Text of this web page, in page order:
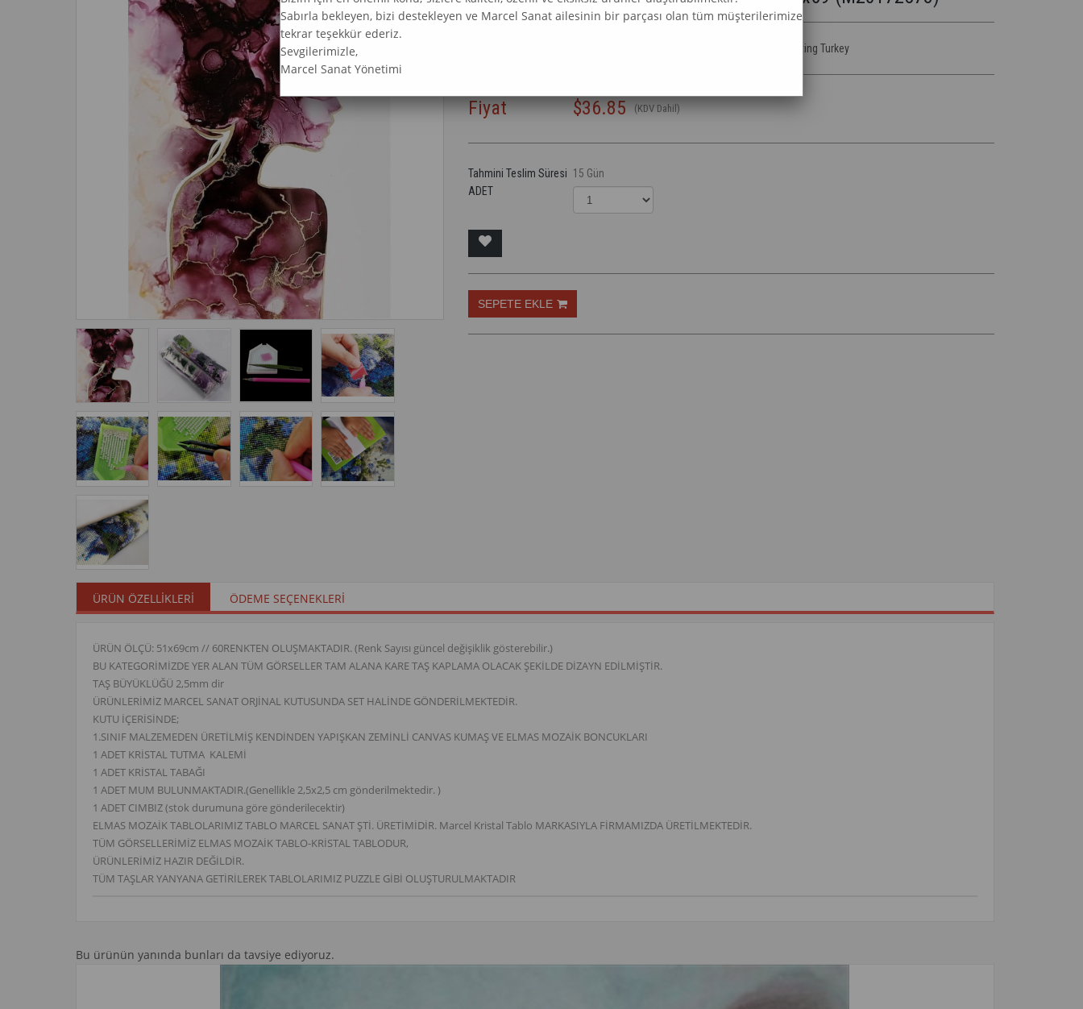
Marcel Sanat Elmas Mozaik Tablo & Diamond Painting Turkey
Fiyat $36.85 (KDV Dahil)
Tahmini Teslim Süresi 15 Gün
ADET
ÜRÜN ÖZELLIKLERI ÖDEME SEÇENEKLERI
ÜRÜN ÖLÇÜ: 51x69cm // 60RENKTEN OLUŞMAKTADIR. (Renk Sayısı güncel değişiklik gösterebilir.)
BU KATEGORİMİZDE YER ALAN TÜM GÖRSELLER TAM ALANA KARE TAŞ KAPLAMA OLACAK ŞEKİLDE DİZAYN EDİLMİŞTİR.
TAŞ BÜYÜKLÜĞÜ 2,5mm dir
ÜRÜNLERİMİZ MARCEL SANAT ORJİNAL KUTUSUNDA SET HALİNDE GÖNDERİLMEKTEDİR.
KUTU İÇERİSİNDE;
1.SINIF MALZEMEDEN ÜRETİLMİŞ KENDİNDEN YAPIŞKAN ZEMİNLİ CANVAS KUMAŞ VE ELMAS MOZAİK BONCUKLARI
1 ADET KRİSTAL TUTMA KALEMİ
1 ADET KRİSTAL TABAĞI
1 ADET MUM BULUNMAKTADIR.(Genellikle 2,5x2,5 cm gönderilmektedir. )
1 ADET CIMBIZ (stok durumuna göre gönderilecektir)
ELMAS MOZAİK TABLOLARIMIZ TABLO MARCEL SANAT ŞTİ. ÜRETİMİDİR. Marcel Kristal Tablo MARKASIYLA FİRMAMIZDA ÜRETİLMEKTEDİR.
TÜM GÖRSELLERİMİZ ELMAS MOZAİK TABLO-KRİSTAL TABLODUR,
ÜRÜNLERİMİZ HAZIR DEĞİLDİR.
TÜM TAŞLAR YANYANA GETİRİLEREK TABLOLARIMIZ PUZZLE GİBİ OLUŞTURULMAKTADIR
Bu ürünün yanında bunları da tavsiye ediyoruz.
Sabırla bekleyen, bizi destekleyen ve Marcel Sanat ailesinin bir parçası olan tüm müşterilerimize
tekrar teşekkür ederiz.
Sevgilerimizle,
Marcel Sanat Yönetimi